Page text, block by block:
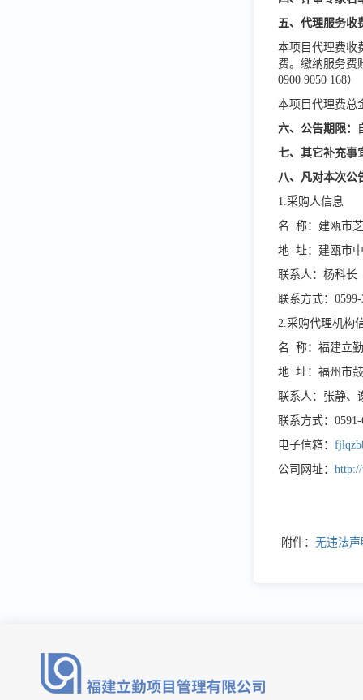
五、代理服务收
本项目代理费收
费。缴纳服务费
0900 9050 168）
本项目代理费总
六、公告期限：
七、其它补充事
八、凡对本次公
1.采购人信息
名
称： 建瓯市
地
址： 建瓯市
联系人：杨科长
联系方式：0599-
2.采购代理机构
名
称：福
地
址：福州市
联系人： 张静、
联系方式：
电子信箱：
公司网址：
附件：无违法声